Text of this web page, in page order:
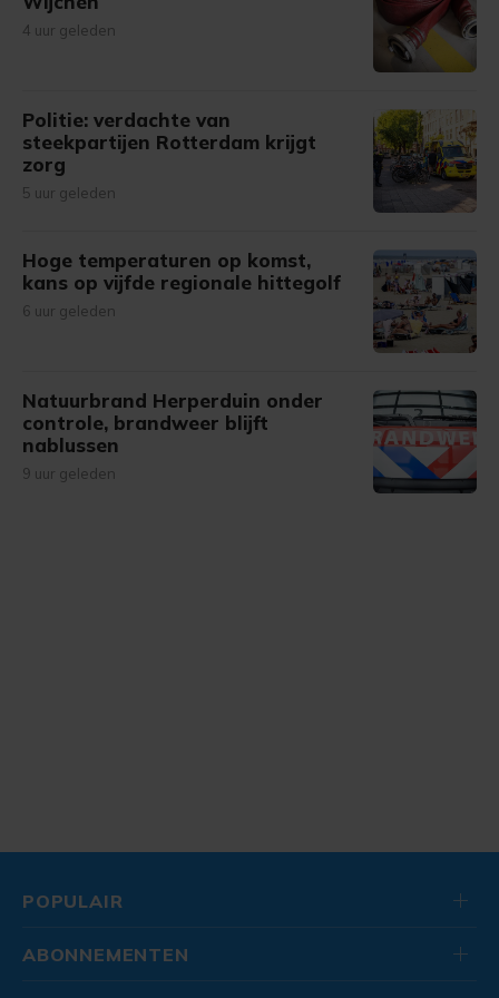
4 uur geleden
Politie: verdachte van
steekpartijen Rotterdam krijgt
zorg
5 uur geleden
Hoge temperaturen op komst,
kans op vijfde regionale hittegolf
6 uur geleden
Natuurbrand Herperduin onder
controle, brandweer blijft
nablussen
9 uur geleden
POPULAIR
ABONNEMENTEN